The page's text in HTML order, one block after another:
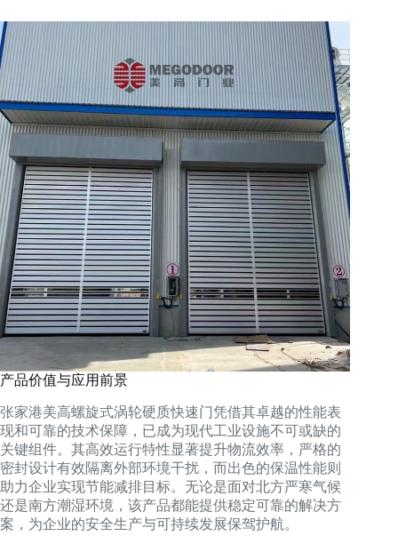
产品价值与应用前景
张家港美高螺旋式涡轮硬质快速门凭借其卓越的性能表
现和可靠的技术保障，已成为现代工业设施不可或缺的
关键组件。其高效运行特性显著提升物流效率，严格的
密封设计有效隔离外部环境干扰，而出色的保温性能则
助力企业实现节能减排目标。无论是面对北方严寒气候
还是南方潮湿环境，该产品都能提供稳定可靠的解决方
案，为企业的安全生产与可持续发展保驾护航。